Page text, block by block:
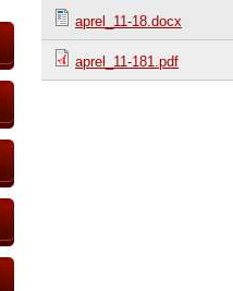
aprel_11-18.docx
aprel_11-181.pdf